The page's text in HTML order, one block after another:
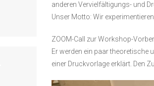
anderen Vervielfältigungs- und
Unser Motto: Wir
ZOOM-Call zur Workshop-
Er werden ein paar
einer Druckvorlage erklärt. Den